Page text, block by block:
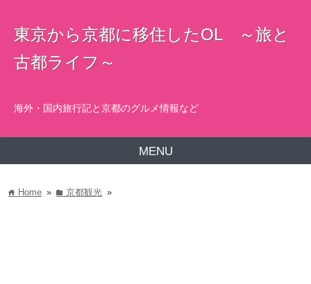
東京から京都に移住したOL ～旅と
古都ライフ～
海外・国内旅行記と京都のグルメ情報など
MENU
home Home » folder京都観光 »